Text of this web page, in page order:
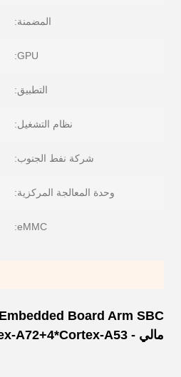
المضمنة:
GPU:
التطبيق:
نظام التشغيل:
شركة نفط الجنوب:
وحدة المعالجة المركزية:
eMMC:
Board Arm SBC
مالي - T860 MP4 2*Cortex-A72+4*Cortex-A53